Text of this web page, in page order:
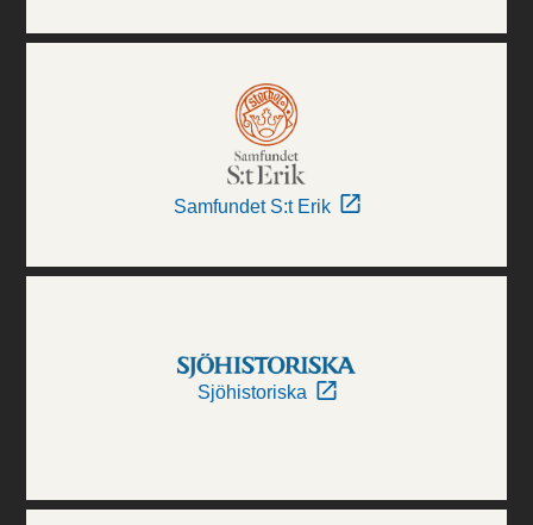
Samfundet S:t Erik
Sjöhistoriska